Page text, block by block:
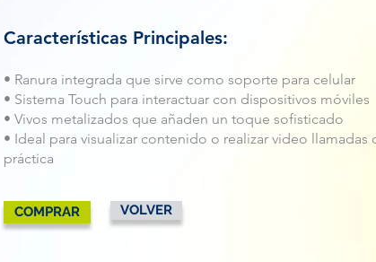
Características Principales:
• Ranura integrada que sirve como soporte para celular
• Sistema Touch para interactuar con dispositivos móviles
• Vivos metalizados que añaden un toque sofisticado
• Ideal para visualizar contenido o realizar video llamadas
práctica
COMPRAR VOLVER